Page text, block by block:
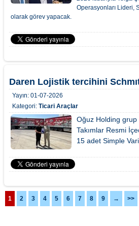
Operasyonları Lideri,
olarak görev yapacak.
Daren Lojistik tercihini
Yayın: 01-07-2026
Kategori: Ticari Araçlar
Oğuz Holding grup
Takımlar Resmi
15 adet Simple
1 2 3 4 5 6 7 8 9 → >>